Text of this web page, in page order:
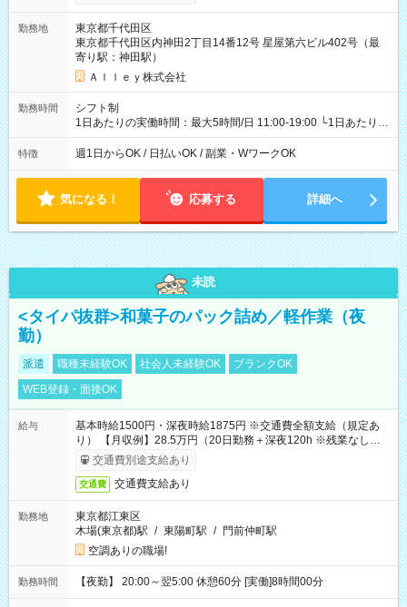
勤務地
東京都千代田区
東京都千代田区内神田2丁目14番12号 星屋第六ビル402号（最
寄り駅：神田駅）
Ａｌｌｅｙ株式会社
勤務時間
シフト制
1日あたりの実働時間：最大5時間/日 11:00-19:00 └1日あたりの
実働時間：1-5時間 └上記の時間帯内であれば、いつでも勤務可
能！ └平日・土曜日の中で、お好きな曜日でご勤務いただけま
18:00 などのように、自由な働き方が可能なお仕事です！
特徴 週1日からOK / 日払いOK / 副業・WワークOK
気になる！ 応募する 詳細へ
未読
<タイパ抜群>和菓子のパック詰め／軽作業（夜
勤）
派遣 職種未経験OK 社会人未経験OK
ブランクOK
WEB登録・面接OK
給与
基本時給1500円・深夜時給1875円 ※交通費全額支給（規定あ
り） 【月収例】28.5万円（20日勤務＋深夜120h ※残業なしの場
合）交通費別途支給あり
交通費 交通費支給あり
勤務地
東京都江東区
木場(東京都)駅 / 東陽町駅 / 門前仲町駅
空調ありの職場!
勤務時間 【夜勤】 20:00～翌5:00 休憩60分 [実働]8時間00分